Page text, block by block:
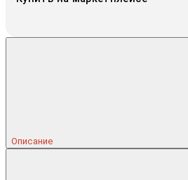
Описание